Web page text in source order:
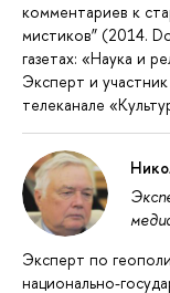
комментариев к
мистиков” (2014.
газетах: «Наука и
Эксперт и
телеканале
Эксперт по
национально-